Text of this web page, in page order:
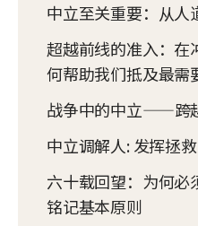
中立至关重要：从人
超越前线的准入：在
何帮助我们抵及最需
战争中的中立——跨
中立调解人: 发挥拯
六十载回望：为何必
铭记基本原则